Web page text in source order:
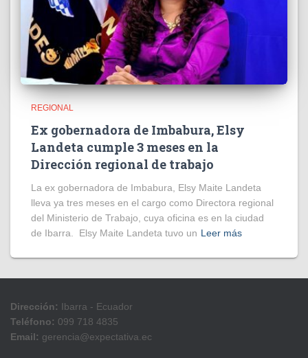
REGIONAL
Ex gobernadora de Imbabura, Elsy
Landeta cumple 3 meses en la
Dirección regional de trabajo
La ex gobernadora de Imbabura, Elsy Maite Landeta
lleva ya tres meses en el cargo como Directora regional
del Ministerio de Trabajo, cuya oficina es en la ciudad
de Ibarra. Elsy Maite Landeta tuvo un Leer más
Dirección: Ibarra - Ecuador
Teléfono: 099 718 4835
Email: gerencia@expectativa.ec